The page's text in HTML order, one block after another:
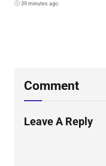
39 minutes ago
Comment
Leave A Reply